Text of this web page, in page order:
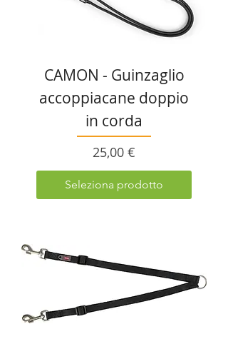
CAMON - Guinzaglio
accoppiacane doppio
in corda
Prezzo
25,00 €
Seleziona prodotto